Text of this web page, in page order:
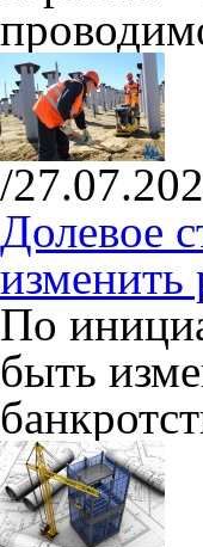
/
Долевое
изменить
По
быть